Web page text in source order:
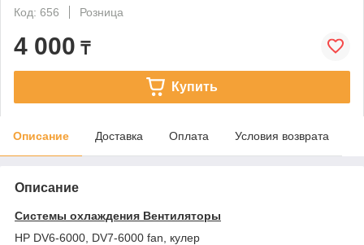
Код: 656
Розница
4 000 ₸
Купить
Описание Доставка Оплата Условия возврата
Описание
Системы охлаждения Вентиляторы
HP DV6-6000, DV7-6000 fan, кулер